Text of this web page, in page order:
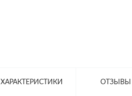
ХАРАКТЕРИСТИКИ ОТЗЫВЫ